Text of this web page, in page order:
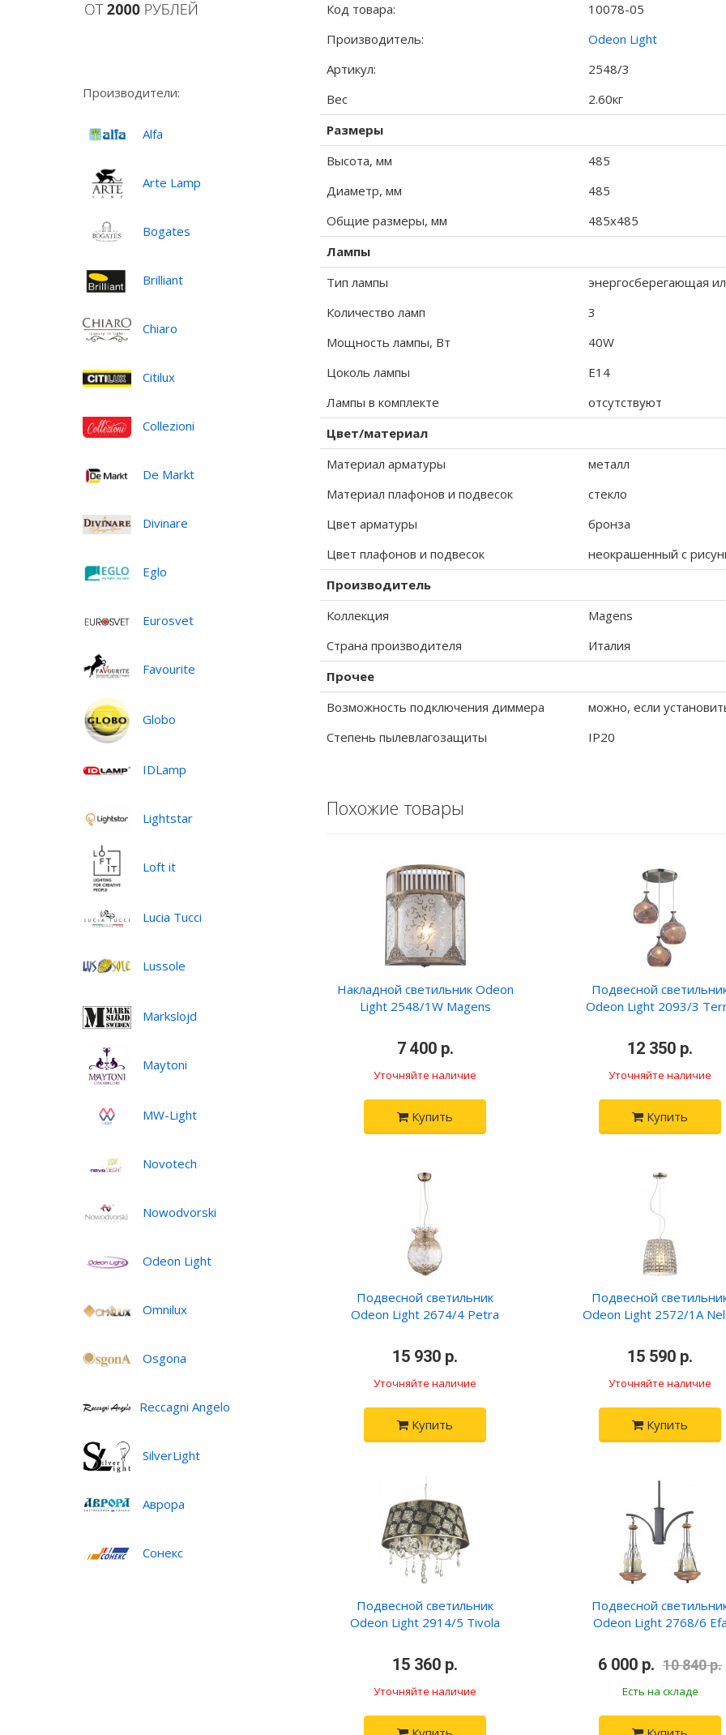
Производители:
Alfa
Arte Lamp
Bogates
Brilliant
Chiaro
Citilux
Collezioni
De Markt
Divinare
Eglo
Eurosvet
Favourite
Globo
IDLamp
Lightstar
Loft it
Lucia Tucci
Lussole
Markslojd
Maytoni
MW-Light
Novotech
Nowodvorski
Odeon Light
Omnilux
Osgona
Reccagni Angelo
SilverLight
Аврора
Сонекс
Код товара:
10078-05
Производитель:
Odeon Light
Артикул:
2548/3
Вес
2.60кг
Размеры
Высота, мм
485
Диаметр, мм
485
Общие размеры, мм
485x485
Лампы
Тип лампы
энергосберегающая
Количество ламп
3
Мощность лампы, Вт
40W
Цоколь лампы
E14
Лампы в комплекте
отсутствуют
Цвет/материал
Материал арматуры
металл
Материал плафонов и подвесок
стекло
Цвет арматуры
бронза
Цвет плафонов и подвесок
неокрашенный с
Производитель
Коллекция
Magens
Страна производителя
Италия
Прочее
Возможность подключения диммера
можно, если
Степень пылевлагозащиты
IP20
Похожие товары
Накладной светильник Odeon
Light 2548/1W Magens
7 400 р.
Уточняйте наличие
Купить
Подвесной
Odeon Light 2093/3
12 350 р.
Уточняйте наличие
Купить
Подвесной светильник
Odeon Light 2674/4 Petra
15 930 р.
Уточняйте наличие
Купить
Подвесной
Odeon Light 2572/1A
15 590 р.
Уточняйте наличие
Купить
Подвесной светильник
Odeon Light 2914/5 Tivola
15 360 р.
Уточняйте наличие
Подвесной
Odeon Light 2768/6 Efa
6 000 р. 10 840 р.
Есть на складе